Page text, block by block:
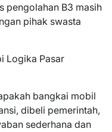
pengolahan B3 masih
pihak swasta
Logika Pasar
bangkai mobil
dibeli pemerintah,
sederhana dan